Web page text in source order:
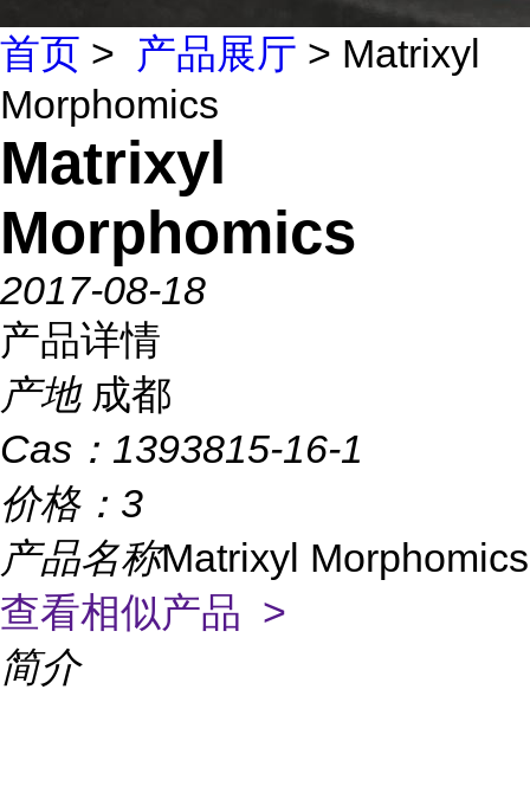
首页 > 产品展厅 > Matrixyl
Morphomics
Matrixyl
Morphomics
2017-08-18
产品详情
产地 成都
Cas： 1393815-16-1
价格： 3
产品名称Matrixyl Morphomics
查看相似产品 >
简介